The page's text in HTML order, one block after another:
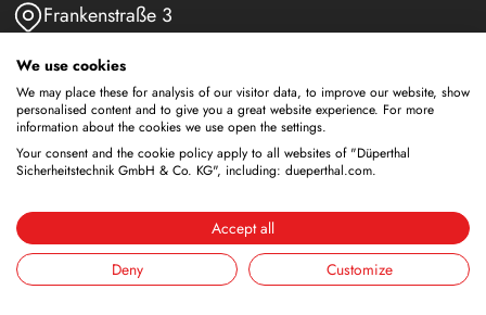
Frankenstraße 3
Deutschland
Social Media
LinkedIn
Youtube
We use cookies
We may place these for analysis of our visitor data, to improve our website, show
personalised content and to give you a great website experience. For more
information about the cookies we use open the settings.
Your consent and the cookie policy apply to all websites of "Düperthal
Sicherheitstechnik GmbH & Co. KG", including: dueperthal.com.
Accept all
Deny
Customize